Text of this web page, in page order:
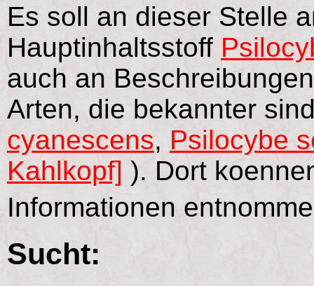
Es soll an dieser Stelle
Hauptinhaltsstoff
auch an
Arten, die bekannter
cyanescens, Psilocybe
Kahlkopf] ). Dort
Informationen
Sucht: